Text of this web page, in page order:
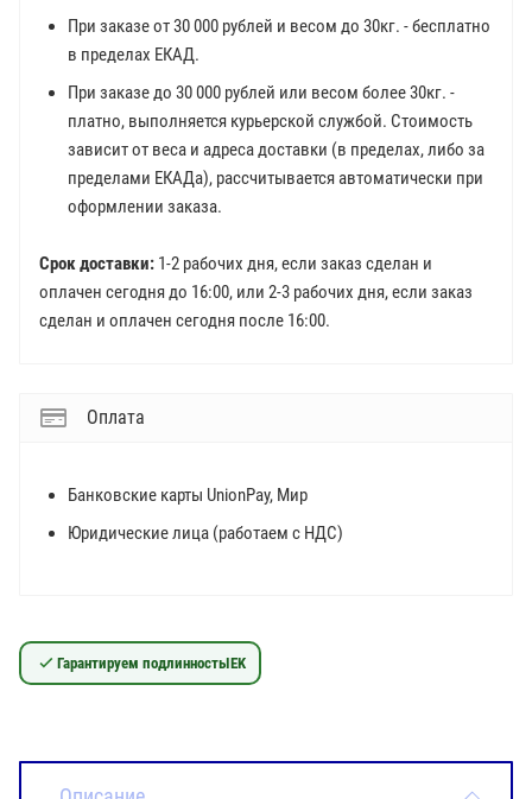
При заказе от 30 000 рублей и весом до 30кг. - бесплатно
в пределах ЕКАД.
При заказе до 30 000 рублей или весом более 30кг. -
платно, выполняется курьерской службой. Стоимость
зависит от веса и адреса доставки (в пределах, либо за
пределами ЕКАДа), рассчитывается автоматически при
оформлении заказа.
Срок доставки: 1-2 рабочих дня, если заказ сделан и
оплачен сегодня до 16:00, или 2-3 рабочих дня, если заказ
сделан и оплачен сегодня после 16:00.
Оплата
Банковские карты UnionPay, Мир
Юридические лица (работаем с НДС)
Гарантируем подлинностьIEK